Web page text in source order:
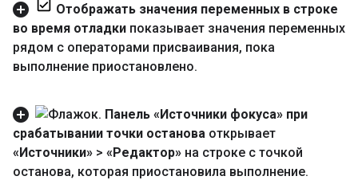
Отображать значения переменных в строке
во время отладки показывает значения переменных
рядом с операторами присваивания, пока
выполнение приостановлено.
Панель «Источники фокуса» при
срабатывании точки останова открывает
«Источники» > «Редактор» на строке с точкой
останова, которая приостановила выполнение.